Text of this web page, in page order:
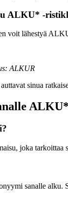
ALKU* -
voit lähestyä
ALKUR
sinua
ALKU*
joka tarkoittaa
sanalle alku.